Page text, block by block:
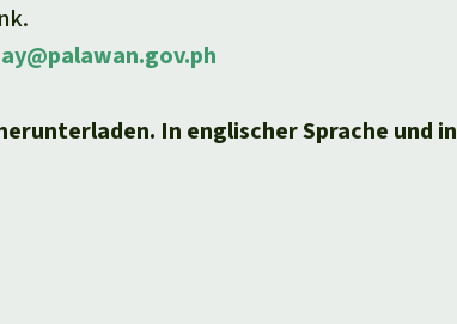
In englischer Sprache und in